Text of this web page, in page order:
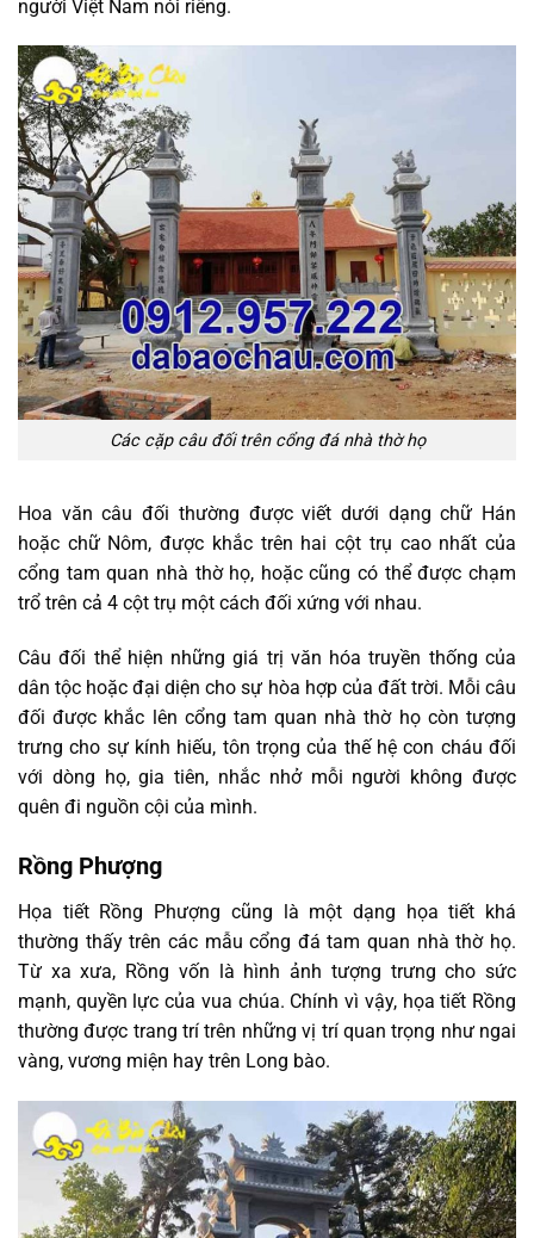
người Việt Nam nói riêng.
Các cặp câu đối trên cổng đá nhà thờ họ
Hoa văn câu đối thường được viết dưới dạng chữ Hán
hoặc chữ Nôm, được khắc trên hai cột trụ cao nhất của
cổng tam quan nhà thờ họ, hoặc cũng có thể được chạm
trổ trên cả 4 cột trụ một cách đối xứng với nhau.
Câu đối thể hiện những giá trị văn hóa truyền thống của
dân tộc hoặc đại diện cho sự hòa hợp của đất trời. Mỗi câu
đối được khắc lên cổng tam quan nhà thờ họ còn tượng
trưng cho sự kính hiếu, tôn trọng của thế hệ con cháu đối
với dòng họ, gia tiên, nhắc nhở mỗi người không được
quên đi nguồn cội của mình.
Rồng Phượng
Họa tiết Rồng Phượng cũng là một dạng họa tiết khá
thường thấy trên các mẫu cổng đá tam quan nhà thờ họ.
Từ xa xưa, Rồng vốn là hình ảnh tượng trưng cho sức
mạnh, quyền lực của vua chúa. Chính vì vậy, họa tiết Rồng
thường được trang trí trên những vị trí quan trọng như ngai
vàng, vương miện hay trên Long bào.